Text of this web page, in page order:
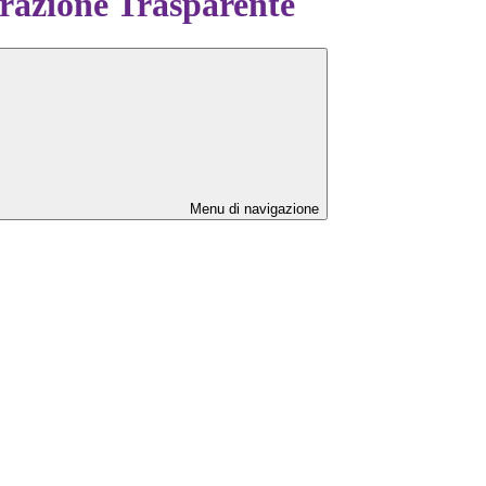
Menu di navigazione